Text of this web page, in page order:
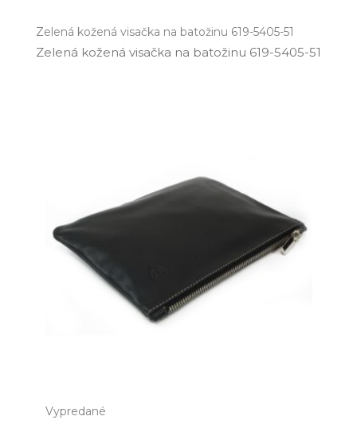
Zelená kožená visačka na batožinu 619-5405-51
Zelená kožená visačka na batožinu 619­-5405­-51
Vypredané